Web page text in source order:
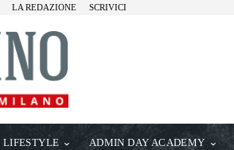
LA REDAZIONE SCRIVICI
LIFESTYLE ADMIN DAY ACADEMY